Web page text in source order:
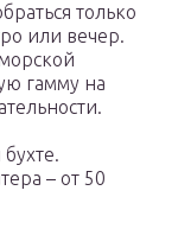
только
или вечер.
гамму на
– от 50